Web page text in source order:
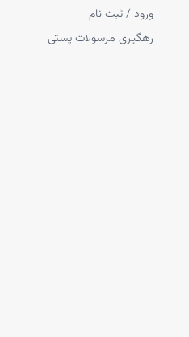
ورود / ثبت نام
رهگیری مرسولات پستی